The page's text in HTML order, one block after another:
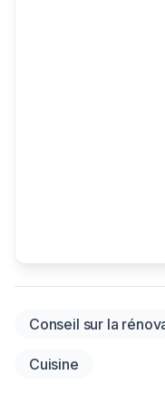
Conseil sur la
Cuisine